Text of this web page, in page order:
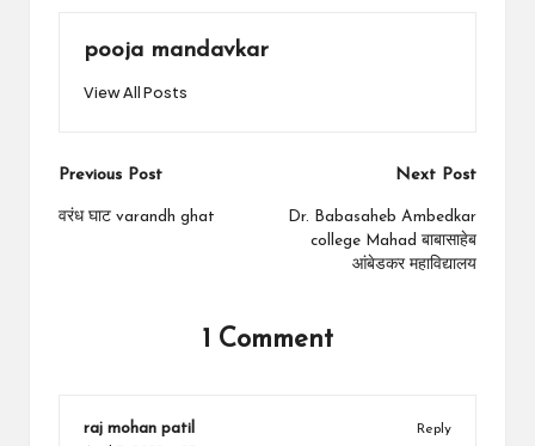
pooja mandavkar
View All Posts
Post
navigation
Previous Post
वरंध घाट varandh ghat
Next Post
Dr. Babasaheb Ambedkar
college Mahad बाबासाहेब
आंबेडकर महाविद्यालय
1 Comment
raj mohan patil
Reply